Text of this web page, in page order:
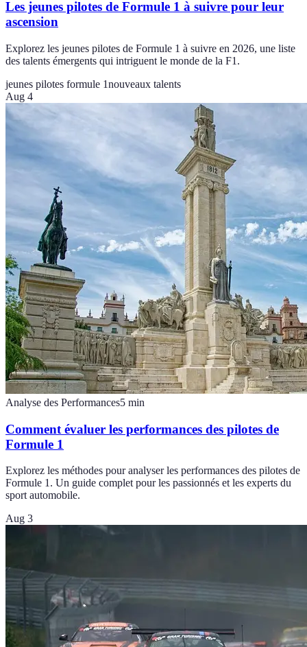
Les jeunes pilotes de Formule 1 à suivre pour leur
ascension
Explorez les jeunes pilotes de Formule 1 à suivre en 2026, une liste
des talents émergents qui intriguent le monde de la F1.
jeunes pilotes formule 1nouveaux talents
Aug 4
Analyse des Performances5 min
Comment évaluer les performances des pilotes de
Formule 1
Explorez les méthodes pour analyser les performances des pilotes de
Formule 1. Un guide complet pour les passionnés et les experts du
sport automobile.
Aug 3